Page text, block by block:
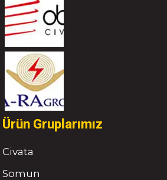
Ürün Gruplarımız
Civata
Somun